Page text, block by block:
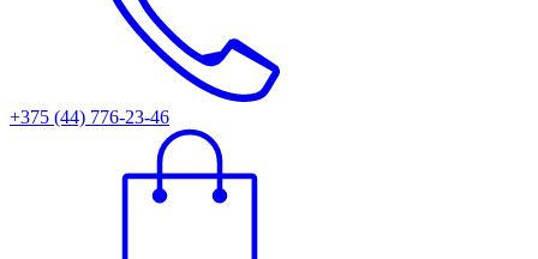
+375 (44) 776-23-46